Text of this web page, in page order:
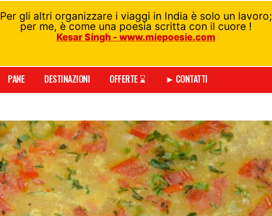
Per gli altri organizzare i viaggi in India è solo un lavoro;
per me, è come una poesia scritta con il cuore !
Kesar Singh - www.miepoesie.com
PANE DESTINAZIONI OFFERTE ⌛ ► CONTATTI